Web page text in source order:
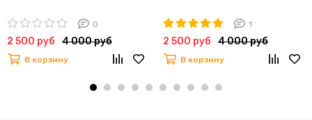
0
2 500 руб 4 000 руб
В корзину
1
2 500 руб 4 000 руб
В корзину